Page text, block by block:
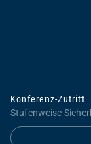
Konferenz-Zutritt
Stufenweise